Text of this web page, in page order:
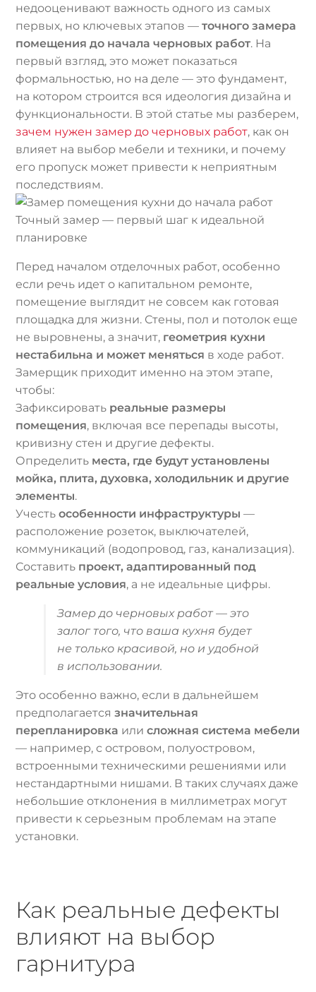
недооценивают важность одного из самых
первых, но ключевых этапов —точного замера
помещения до начала черновых работ. На
первый взгляд, это может показаться
формальностью, но на деле — это фундамент,
на котором строится вся идеология дизайна и
функциональности. В этой статье мы разберем,
зачем нужен замер до черновых работ, как он
влияет на выбор мебели и техники, и почему
его пропуск может привести к неприятным
последствиям.
Точный замер — первый шаг к идеальной
планировке
Перед началом отделочных работ, особенно
если речь идет о капитальном ремонте,
помещение выглядит не совсем как готовая
площадка для жизни. Стены, пол и потолок еще
не выровнены, а значит, геометрия кухни
нестабильна и может меняться в ходе работ.
Замерщик приходит именно на этом этапе,
чтобы:
Зафиксировать реальные размеры
помещения, включая все перепады высоты,
кривизну стен и другие дефекты.
Определить места, где будут установлены
мойка, плита, духовка, холодильник и другие
элементы.
Учестьособенности инфраструктуры —
расположение розеток, выключателей,
коммуникаций (водопровод, газ, канализация).
Составить проект, адаптированный под
реальные условия, а не идеальные цифры.
Замер до черновых работ — это
залог того, что ваша кухня будет
не только красивой, но и удобной
в использовании.
Это особенно важно, если в дальнейшем
предполагаетсязначительная
перепланировка илисложная система мебели
— например, с островом, полуостровом,
встроенными техническими решениями или
нестандартными нишами. В таких случаях даже
небольшие отклонения в миллиметрах могут
привести к серьезным проблемам на этапе
установки.
Как реальные дефекты
влияют на выбор
гарнитура